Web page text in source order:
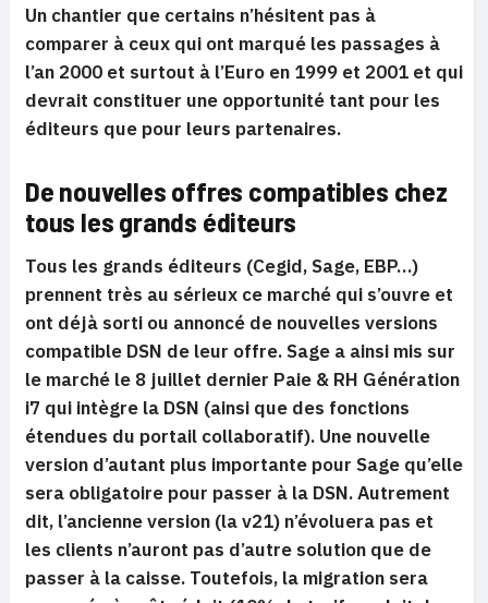
Un chantier que certains n’hésitent pas à
comparer à ceux qui ont marqué les passages à
l’an 2000 et surtout à l’Euro en 1999 et 2001 et qui
devrait constituer une opportunité tant pour les
éditeurs que pour leurs partenaires.
De nouvelles offres compatibles chez
tous les grands éditeurs
Tous les grands éditeurs (Cegid, Sage, EBP…)
prennent très au sérieux ce marché qui s’ouvre et
ont déjà sorti ou annoncé de nouvelles versions
compatible DSN de leur offre. Sage a ainsi mis sur
le marché le 8 juillet dernier Paie & RH Génération
i7 qui intègre la DSN (ainsi que des fonctions
étendues du portail collaboratif). Une nouvelle
version d’autant plus importante pour Sage qu’elle
sera obligatoire pour passer à la DSN. Autrement
dit, l’ancienne version (la v21) n’évoluera pas et
les clients n’auront pas d’autre solution que de
passer à la caisse. Toutefois, la migration sera